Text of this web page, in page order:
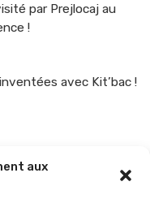
aux
par Prejlocaj au
!
avec Kit’bac !